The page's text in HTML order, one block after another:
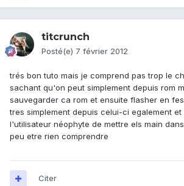
titcrunch
Posté(e) 7 février 2012
trés bon tuto mais je comprend pas trop le
sachant qu'on peut simplement depuis rom
sauvegarder ca rom et ensuite flasher en
tres simplement depuis celui-ci egalement et
l'utilisateur néophyte de mettre els main
peu etre rien comprendre
Citer